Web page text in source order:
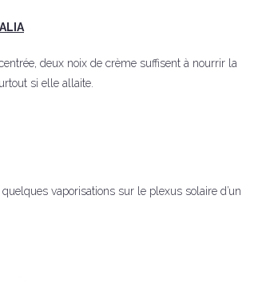
deux noix de crème suffisent à nourrir la
si elle allaite.
vaporisations sur le plexus solaire d’un